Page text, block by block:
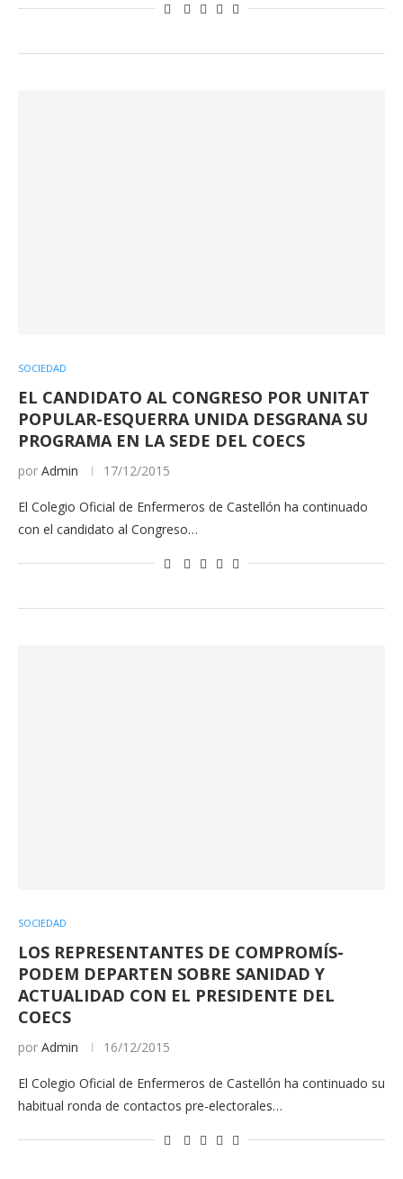
SOCIEDAD
EL CANDIDATO AL CONGRESO POR UNITAT
POPULAR-ESQUERRA UNIDA DESGRANA SU
PROGRAMA EN LA SEDE DEL COECS
por Admin 17/12/2015
El Colegio Oficial de Enfermeros de Castellón ha continuado
con el candidato al Congreso…
SOCIEDAD
LOS REPRESENTANTES DE COMPROMÍS-
PODEM DEPARTEN SOBRE SANIDAD Y
ACTUALIDAD CON EL PRESIDENTE DEL
COECS
por Admin 16/12/2015
El Colegio Oficial de Enfermeros de Castellón ha continuado su
habitual ronda de contactos pre-electorales…